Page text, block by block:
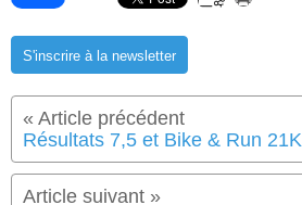
S'inscrire à la newsletter